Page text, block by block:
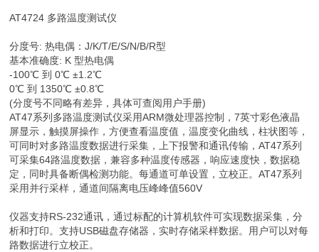
AT4724 多路温度测试仪
分度号: 热电偶：J/K/T/E/S/N/B/R型
基本准确度: K 型热电偶
-100℃ 到 0℃ ±1.2℃
0℃ 到 1350℃ ±0.8℃
(分度号不同略有差异，具体可查阅用户手册)
AT47系列多路温度测试仪采用ARM微处理器控制，7英寸彩色液晶
屏显示，触摸屏操作，方便查看温度值，温度变化曲线，柱状图等，
可同时对多路温度数据进行采集，上下报警和通讯传输，AT47系列
可采集64路温度数据，兼容多种温度传感器，响应速度快，数据稳
定，同时具备断偶检测功能。每通道可单设置，立校正。AT47系列
采用并行采样，通道间隔离电压峰峰值560V
仪器支持RS-232通讯，通过标配的计算机软件可实现数据采集，分
析和打印。支持USB磁盘存储器，实时存储采样数据。用户可以对每
路数据进行立校正。